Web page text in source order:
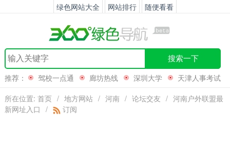
绿色网站大全 网站排行 随便看看
搜索一下
推荐： 驾校一点通 廊坊热线 深圳大学
天津人事考试
所在位置: 首页 / 地方网站 / 河南 / 论坛交友 / 河南户外联盟最
新网址入口 / 订阅